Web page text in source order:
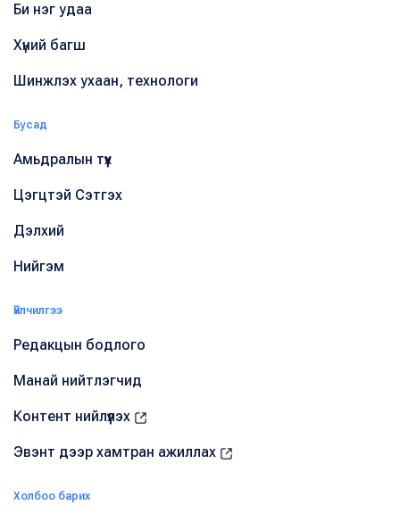
Би нэг удаа
Хүний багш
Шинжлэх ухаан, технологи
Бусад
Амьдралын түүх
Цэгцтэй Сэтгэх
Дэлхий
Нийгэм
Үйлчилгээ
Редакцын бодлого
Манай нийтлэгчид
Контент нийлүүлэх
Эвэнт дээр хамтран ажиллах
Холбоо барих